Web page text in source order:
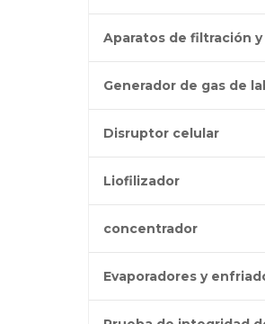
Aparatos de filtración
Generador de gas de
Disruptor celular
Liofilizador
concentrador
Evaporadores y